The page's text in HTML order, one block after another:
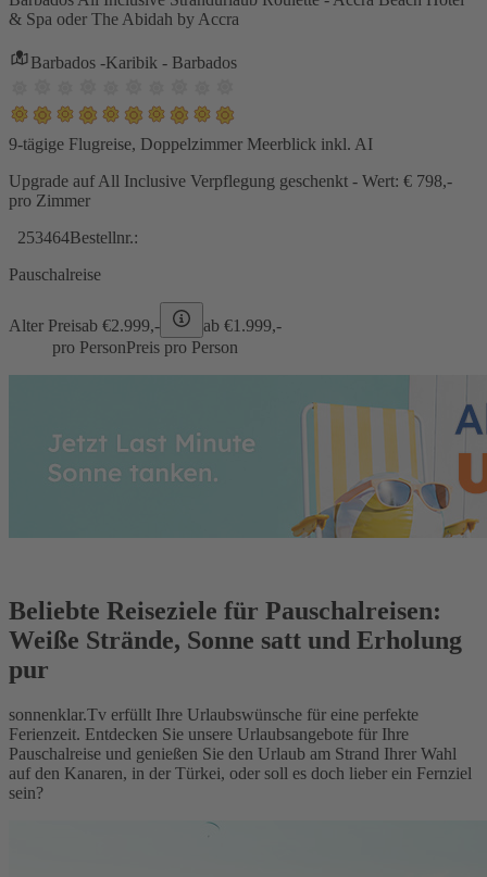
& Spa oder The Abidah by Accra
Barbados -Karibik - Barbados
9-tägige Flugreise, Doppelzimmer Meerblick inkl. AI
Upgrade auf All Inclusive Verpflegung geschenkt - Wert: € 798,-
pro Zimmer
253464Bestellnr.:
Pauschalreise
Alter Preisab €2.999,- ab €1.999,-
pro PersonPreis pro Person
Beliebte Reiseziele für Pauschalreisen:
Weiße Strände, Sonne satt und Erholung
pur
sonnenklar.Tv erfüllt Ihre Urlaubswünsche für eine perfekte
Ferienzeit. Entdecken Sie unsere Urlaubsangebote für Ihre
Pauschalreise und genießen Sie den Urlaub am Strand Ihrer Wahl
auf den Kanaren, in der Türkei, oder soll es doch lieber ein Fernziel
sein?